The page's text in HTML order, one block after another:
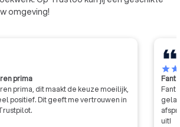
omgeving!
prima
prima, dit maakt de keuze moeilijk,
positief. Dit geeft me vertrouwen in
starstar
uit!